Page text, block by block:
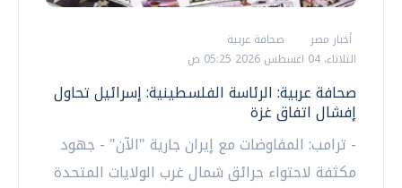
أخبار مصر
صحافة عربية
الثلاثاء، 04 اغسطس 2026 05:25 ص
صحافة عربية: الرئاسة الفلسطينية: إسرائيل تحاول
إفشال اتفاق غزة
- ترامب: المفاوضات مع إيران جارية "الآن" - جهود
مكثفة لاحتواء حرائق شمال غرب الولايات المتحدة